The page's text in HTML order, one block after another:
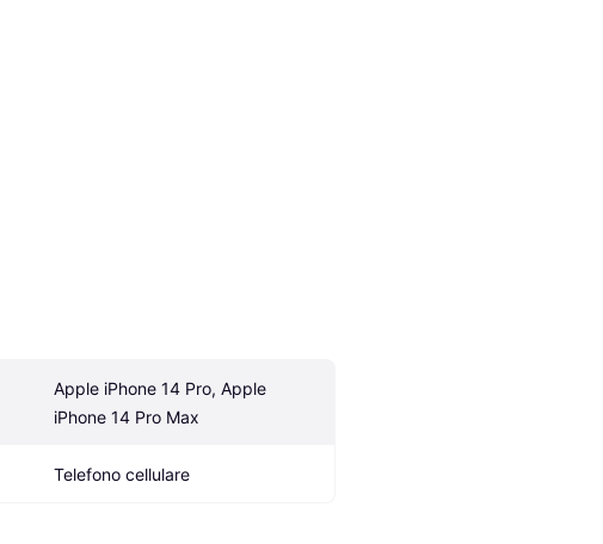
Apple iPhone 14 Pro, Apple
iPhone 14 Pro Max
Telefono cellulare